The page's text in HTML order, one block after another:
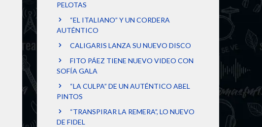
PELOTAS
“EL ITALIANO” Y UN CORDERA
AUTÉNTICO
CALIGARIS LANZA SU NUEVO DISCO
FITO PÁEZ TIENE NUEVO VIDEO CON
SOFÍA GALA
“LA CULPA” DE UN AUTÉNTICO ABEL
PINTOS
“TRANSPIRAR LA REMERA”, LO NUEVO
DE FIDEL